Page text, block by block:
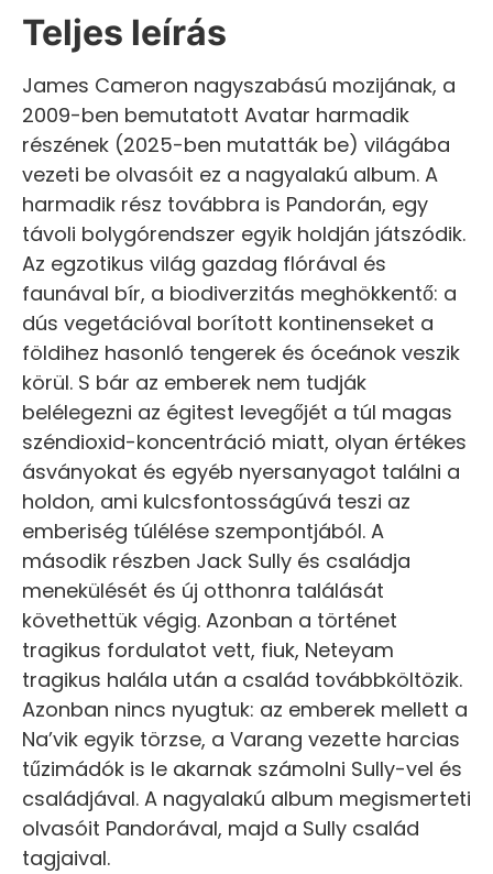
Teljes leírás
James Cameron nagyszabású mozijának, a
2009-ben bemutatott Avatar harmadik
részének (2025-ben mutatták be) világába
vezeti be olvasóit ez a nagyalakú album. A
harmadik rész továbbra is Pandorán, egy
távoli bolygórendszer egyik holdján játszódik.
Az egzotikus világ gazdag flórával és
faunával bír, a biodiverzitás meghökkentő: a
dús vegetációval borított kontinenseket a
földihez hasonló tengerek és óceánok veszik
körül. S bár az emberek nem tudják
belélegezni az égitest levegőjét a túl magas
széndioxid-koncentráció miatt, olyan értékes
ásványokat és egyéb nyersanyagot találni a
holdon, ami kulcsfontosságúvá teszi az
emberiség túlélése szempontjából. A
második részben Jack Sully és családja
menekülését és új otthonra találását
követhettük végig. Azonban a történet
tragikus fordulatot vett, fiuk, Neteyam
tragikus halála után a család továbbköltözik.
Azonban nincs nyugtuk: az emberek mellett a
Na’vik egyik törzse, a Varang vezette harcias
tűzimádók is le akarnak számolni Sully-vel és
családjával. A nagyalakú album megismerteti
olvasóit Pandorával, majd a Sully család
tagjaival.